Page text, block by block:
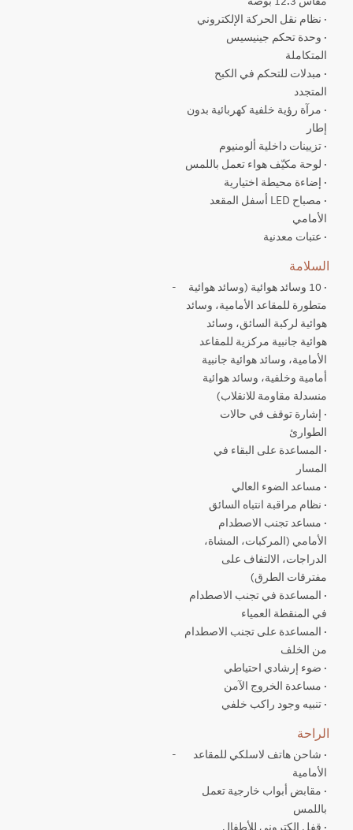
· نظام نقل الحركة الإلكتروني
· وحدة تحكم جينيسيس
المتكاملة
· مبدلات للتحكم في الكبح
المتجدد
· مرآة رؤية خلفية كهربائية بدون
إطار
· تزيينات داخلية ألومنيوم
· لوحة مكيّف هواء تعمل باللمس
· إضاءة محيطة اختيارية
· مصباح LED أسفل المقعد
الأمامي
· عتبات معدنية
السلامة
· 10 وسائد هوائية (وسائد هوائية
متطورة للمقاعد الأمامية، وسائد
هوائية لركبة السائق، وسائد
هوائية جانبية مركزية للمقاعد
الأمامية، وسائد هوائية جانبية
أمامية وخلفية، وسائد هوائية
منسدلة مقاومة للانقلاب)
· إشارة توقف في حالات
الطوارئ
· المساعدة على البقاء في
المسار
· مساعد الضوء العالي
· نظام مراقبة انتباه السائق
· مساعد تجنب الاصطدام
الأمامي (المركبات، المشاة،
الدراجات، الالتفاف على
مفترقات الطرق)
· المساعدة في تجنب الاصطدام
في المنقطة العمياء
· المساعدة على تجنب الاصطدام
من الخلف
· ضوء إرشادي احتياطي
· مساعدة الخروج الآمن
· تنبيه وجود راكب خلفي
-
الراحة
· شاحن هاتف لاسلكي للمقاعد
الأمامية
· مقابض أبواب خارجية تعمل
باللمس
-